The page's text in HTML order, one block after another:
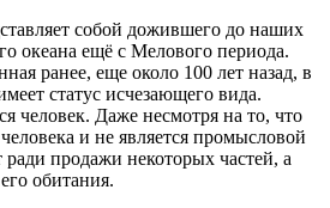
собой дожившего до наших
океана ещё с Мелового периода.
ранее, еще около 100 лет назад, в
статус исчезающего вида.
человек. Даже несмотря на то, что
и не является промысловой
продажи некоторых частей, а
обитания.